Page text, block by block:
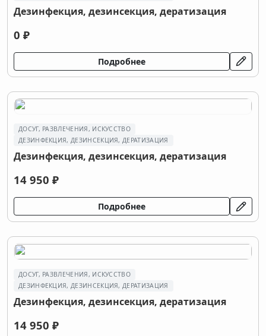
Дeзинфекция, дeзинсекция, дератизация
0 ₽
Подробнее
ДОСУГ, РАЗВЛЕЧЕНИЯ, ИСКУССТВО
ДEЗИНФЕКЦИЯ, ДEЗИНСЕКЦИЯ, ДЕРАТИЗАЦИЯ
Дезинфекция, дезинсекция, дератизация
14 950 ₽
Подробнее
ДОСУГ, РАЗВЛЕЧЕНИЯ, ИСКУССТВО
ДEЗИНФЕКЦИЯ, ДEЗИНСЕКЦИЯ, ДЕРАТИЗАЦИЯ
Дeзинфекция, дeзинсекция, дератизация
14 950 ₽